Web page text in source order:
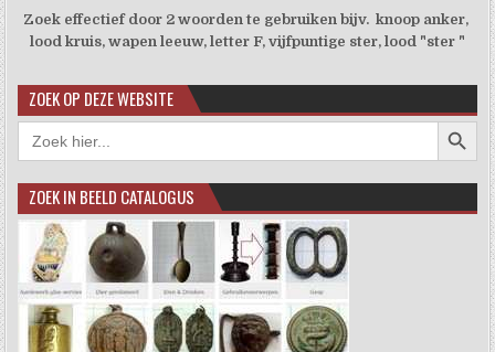
Zoek effectief door 2 woorden te gebruiken bijv. knoop anker,
lood kruis, wapen leeuw, letter F, vijfpuntige ster, lood "ster "
ZOEK OP DEZE WEBSITE
Zoek
naar:
ZOEK IN BEELD CATALOGUS